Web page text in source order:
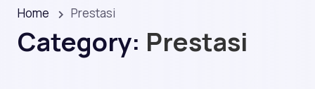
Home Prestasi
Category: Prestasi